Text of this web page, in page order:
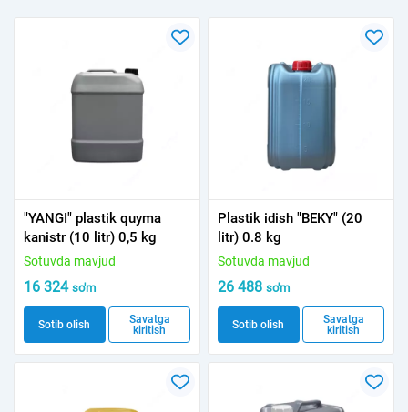
"YANGI" plastik quyma
kanistr (10 litr) 0,5 kg
Sotuvda mavjud
16 324 so'm
Sotib olish
Savatga
kiritish
Plastik idish "BEKY" (20
litr) 0.8 kg
Sotuvda mavjud
26 488 so'm
Sotib olish
Savatga
kiritish